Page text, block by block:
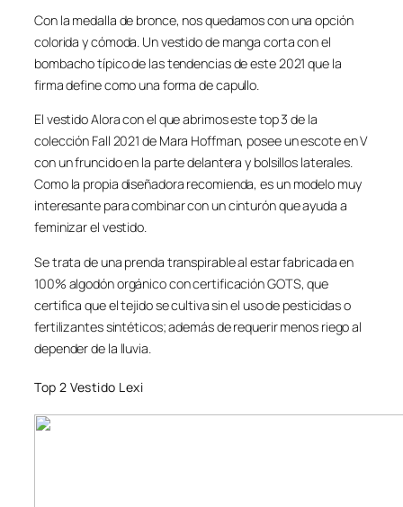
Con la medalla de bronce, nos quedamos con una opción
colorida y cómoda. Un vestido de manga corta con el
bombacho típico de las tendencias de este 2021 que la
firma define como una forma de capullo.
El vestido Alora con el que abrimos este top 3 de la
colección Fall 2021 de Mara Hoffman, posee un escote en V
con un fruncido en la parte delantera y bolsillos laterales.
Como la propia diseñadora recomienda, es un modelo muy
interesante para combinar con un cinturón que ayuda a
feminizar el vestido.
Se trata de una prenda transpirable al estar fabricada en
100% algodón orgánico con certificación GOTS, que
certifica que el tejido se cultiva sin el uso de pesticidas o
fertilizantes sintéticos; además de requerir menos riego al
depender de la lluvia.
Top 2 Vestido Lexi